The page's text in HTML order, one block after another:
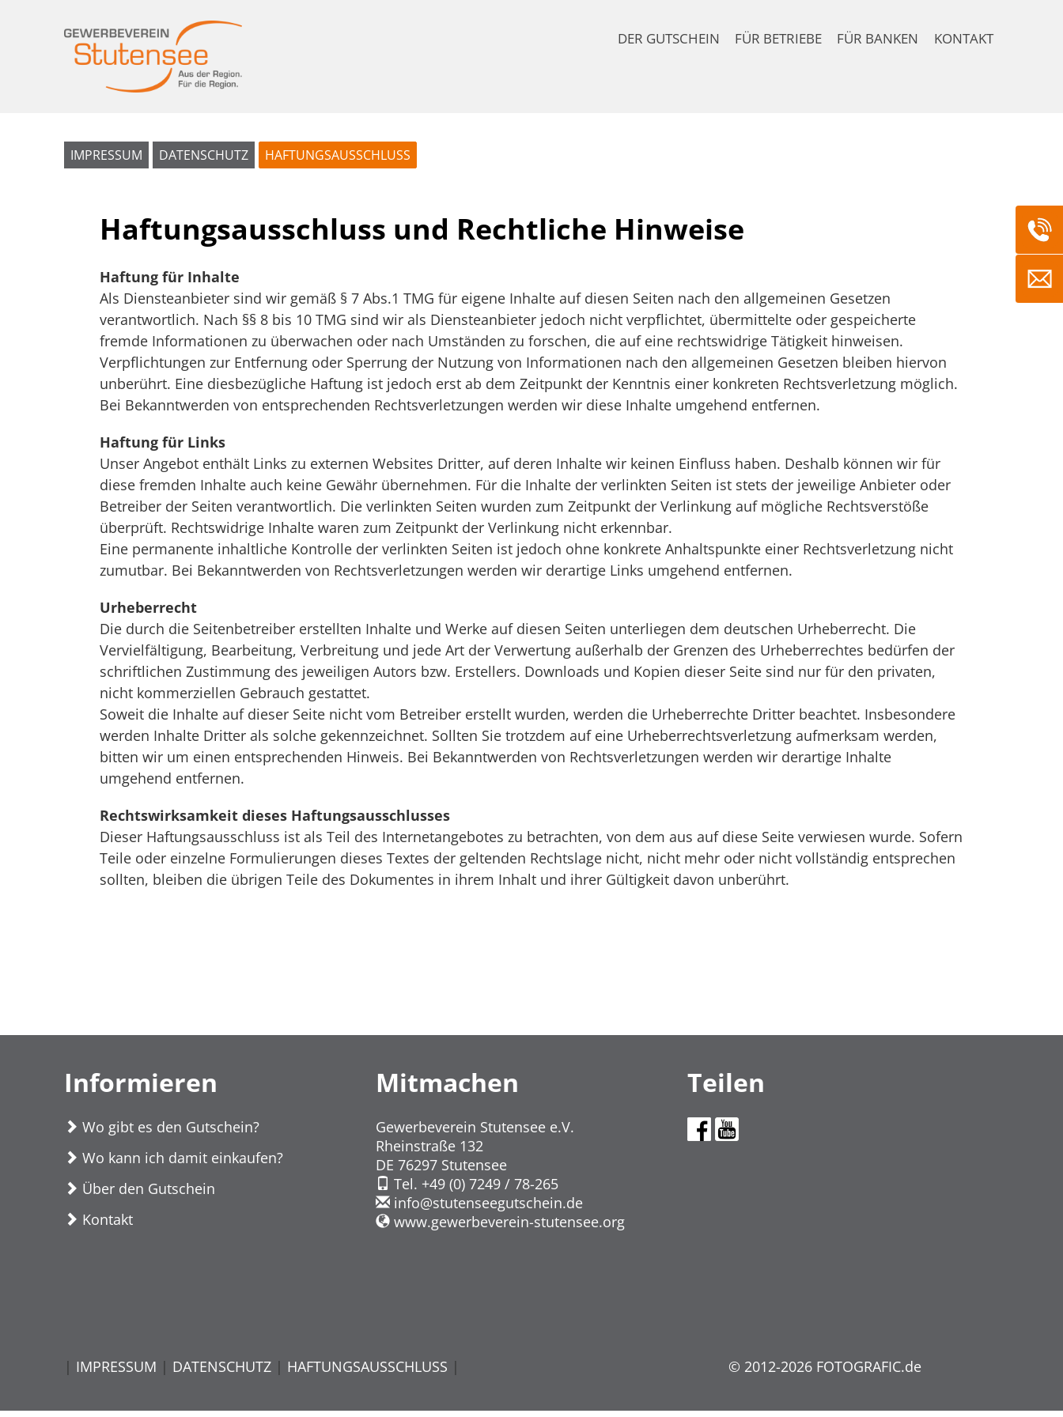
DER GUTSCHEIN FÜR BETRIEBE FÜR BANKEN KONTAKT
IMPRESSUM DATENSCHUTZ HAFTUNGSAUSSCHLUSS
Haftungsausschluss und Rechtliche Hinweise
Haftung für Inhalte
Als Diensteanbieter sind wir gemäß § 7 Abs.1 TMG für eigene Inhalte auf diesen Seiten nach den allgemeinen Gesetzen
verantwortlich. Nach §§ 8 bis 10 TMG sind wir als Diensteanbieter jedoch nicht verpflichtet, übermittelte oder gespeicherte
fremde Informationen zu überwachen oder nach Umständen zu forschen, die auf eine rechtswidrige Tätigkeit hinweisen.
Verpflichtungen zur Entfernung oder Sperrung der Nutzung von Informationen nach den allgemeinen Gesetzen bleiben hiervon
unberührt. Eine diesbezügliche Haftung ist jedoch erst ab dem Zeitpunkt der Kenntnis einer konkreten Rechtsverletzung möglich.
Bei Bekanntwerden von entsprechenden Rechtsverletzungen werden wir diese Inhalte umgehend entfernen.
Haftung für Links
Unser Angebot enthält Links zu externen Websites Dritter, auf deren Inhalte wir keinen Einfluss haben. Deshalb können wir für
diese fremden Inhalte auch keine Gewähr übernehmen. Für die Inhalte der verlinkten Seiten ist stets der jeweilige Anbieter oder
Betreiber der Seiten verantwortlich. Die verlinkten Seiten wurden zum Zeitpunkt der Verlinkung auf mögliche Rechtsverstöße
überprüft. Rechtswidrige Inhalte waren zum Zeitpunkt der Verlinkung nicht erkennbar.
Eine permanente inhaltliche Kontrolle der verlinkten Seiten ist jedoch ohne konkrete Anhaltspunkte einer Rechtsverletzung nicht
zumutbar. Bei Bekanntwerden von Rechtsverletzungen werden wir derartige Links umgehend entfernen.
Urheberrecht
Die durch die Seitenbetreiber erstellten Inhalte und Werke auf diesen Seiten unterliegen dem deutschen Urheberrecht. Die
Vervielfältigung, Bearbeitung, Verbreitung und jede Art der Verwertung außerhalb der Grenzen des Urheberrechtes bedürfen der
schriftlichen Zustimmung des jeweiligen Autors bzw. Erstellers. Downloads und Kopien dieser Seite sind nur für den privaten,
nicht kommerziellen Gebrauch gestattet.
Soweit die Inhalte auf dieser Seite nicht vom Betreiber erstellt wurden, werden die Urheberrechte Dritter beachtet. Insbesondere
werden Inhalte Dritter als solche gekennzeichnet. Sollten Sie trotzdem auf eine Urheberrechtsverletzung aufmerksam werden,
bitten wir um einen entsprechenden Hinweis. Bei Bekanntwerden von Rechtsverletzungen werden wir derartige Inhalte
umgehend entfernen.
Rechtswirksamkeit dieses Haftungsausschlusses
Dieser Haftungsausschluss ist als Teil des Internetangebotes zu betrachten, von dem aus auf diese Seite verwiesen wurde. Sofern
Teile oder einzelne Formulierungen dieses Textes der geltenden Rechtslage nicht, nicht mehr oder nicht vollständig entsprechen
sollten, bleiben die übrigen Teile des Dokumentes in ihrem Inhalt und ihrer Gültigkeit davon unberührt.
Informieren
Wo gibt es den Gutschein?
Wo kann ich damit einkaufen?
Über den Gutschein
Kontakt
Mitmachen
Gewerbeverein Stutensee e.V.
Rheinstraße 132
DE 76297 Stutensee
Tel. +49 (0) 7249 / 78-265
info@stutenseegutschein.de
www.gewerbeverein-stutensee.org
Teilen
| IMPRESSUM | DATENSCHUTZ | HAFTUNGSAUSSCHLUSS | © 2012-2026 FOTOGRAFIC.de